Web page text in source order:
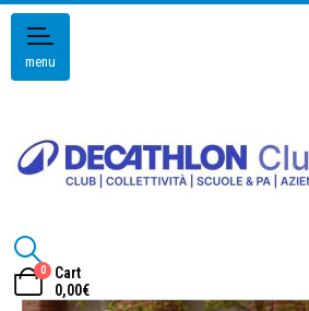
menu
0
Cart
0,00€